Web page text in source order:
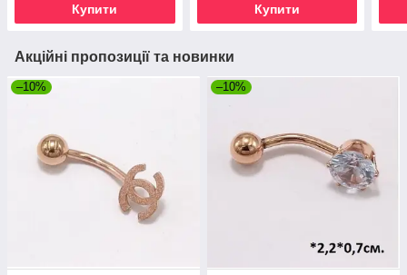
Купити Купити
Акційні пропозиції та новинки
–10% –10%